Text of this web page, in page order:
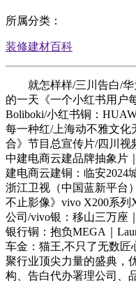
所属分类：
装修建材百科
就怎样样/三川告白/华
的一天《一个小红书用户
Boliboki/小红书铜：
每一种红/上海动不雅文化
合》节目总宣传片/四川视
中建电商云建品牌抽象片
建电商云建铜：临安2024
浙江卫视（中国蓝新平台
不止影像》vivo X200系
公司/vivo银：移山三万座
银行铜：抱负MEGA｜
车金：猫王,不只了无数匠
聚行业顶尖力量的盛典，
构、告白代办署理公司、